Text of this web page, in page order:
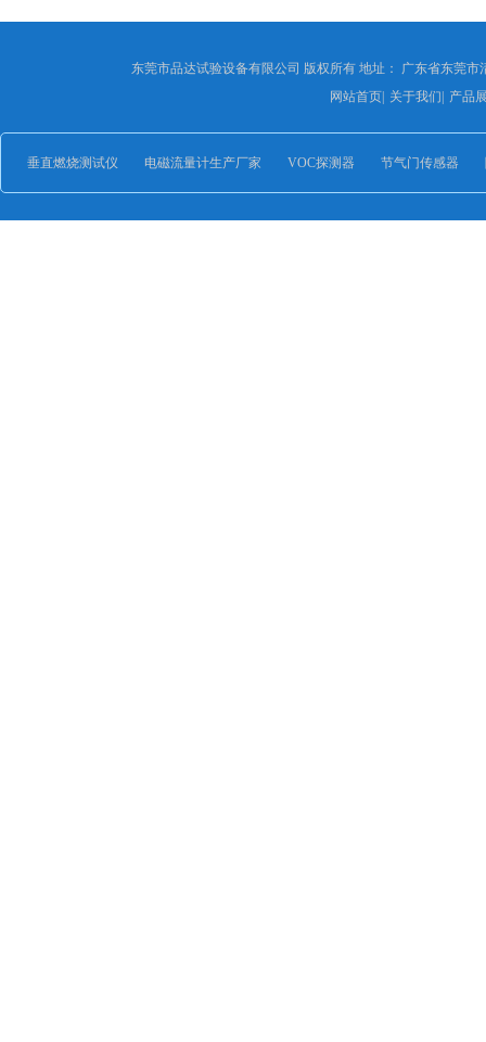
东莞市品达试验设备有限公司 版权所有 地址： 广东省东莞
网站首页| 关于我们 产品
垂直燃烧测试仪 电磁流量计生产厂家 VOC探测器 节气门传感器